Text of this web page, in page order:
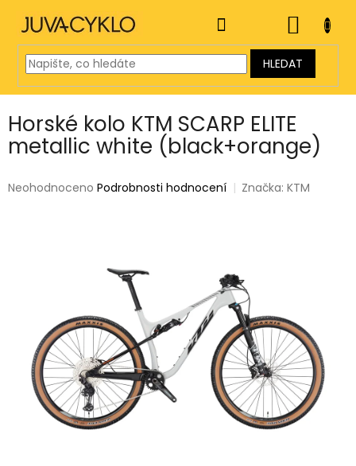
obsah
HLEDAT
KOŠÍK
Horské kolo KTM SCARP ELITE
metallic white (black+orange)
Průměrné
Neohodnoceno Podrobnosti hodnocení Značka:KTM